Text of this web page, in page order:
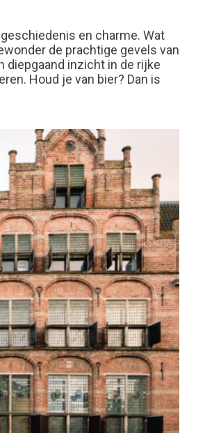
en charme. Wat
de prachtige gevels van
diepgaand inzicht in de rijke
Houd je van bier? Dan is